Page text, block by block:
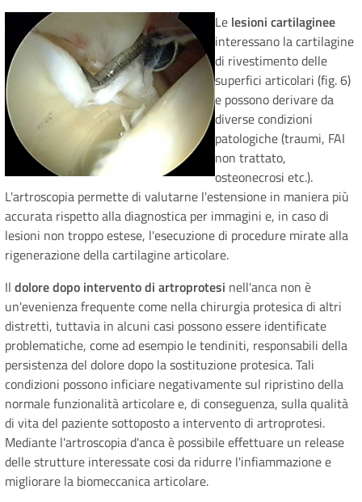
Le lesioni cartilaginee
interessano la cartilagine
di rivestimento delle
superfici articolari (fig. 6)
e possono derivare da
diverse condizioni
patologiche (traumi, FAI
non trattato,
osteonecrosi etc.).
L'artroscopia permette di valutarne l'estensione in maniera più
accurata rispetto alla diagnostica per immagini e, in caso di
lesioni non troppo estese, l'esecuzione di procedure mirate alla
rigenerazione della cartilagine articolare.
Il dolore dopo intervento di artroprotesi nell'anca non è
un'evenienza frequente come nella chirurgia protesica di altri
distretti, tuttavia in alcuni casi possono essere identificate
problematiche, come ad esempio le tendiniti, responsabili della
persistenza del dolore dopo la sostituzione protesica. Tali
condizioni possono inficiare negativamente sul ripristino della
normale funzionalità articolare e, di conseguenza, sulla qualità
di vita del paziente sottoposto a intervento di artroprotesi.
Mediante l'artroscopia d'anca è possibile effettuare un release
delle strutture interessate cosi da ridurre l'infiammazione e
migliorare la biomeccanica articolare.